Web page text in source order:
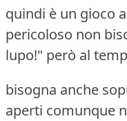
quindi è un gioco
pericoloso non
lupo!" però al
bisogna anche
aperti comunque